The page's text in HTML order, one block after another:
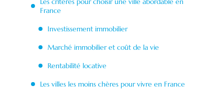
France
Investissement immobilier
Marché immobilier et coût de la vie
Rentabilité locative
Les villes les moins chères pour vivre en France